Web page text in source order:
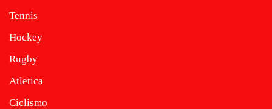
Tennis
Hockey
Rugby
Atletica
Ciclismo